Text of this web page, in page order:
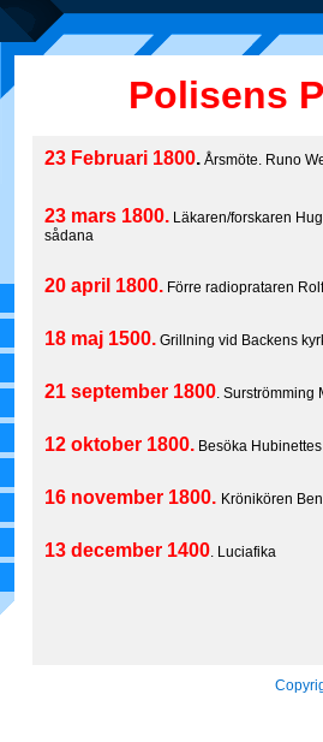
Polisens
23 Februari 1800. Årsmöte. Runo
23 mars 1800. Läkaren/forskaren
sådana
20 april 1800. Förre radioprataren
18 maj 1500. Grillning vid Backens
21 september 1800. Surströmming
12 oktober 1800. Besöka
16 november 1800. Krönikören
13 december 1400. Luciafika